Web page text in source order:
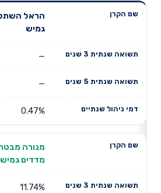
שנתית 3
הראל
גמיש
—
—
0.47%
מנורה
מדדים גמיש
11.74%